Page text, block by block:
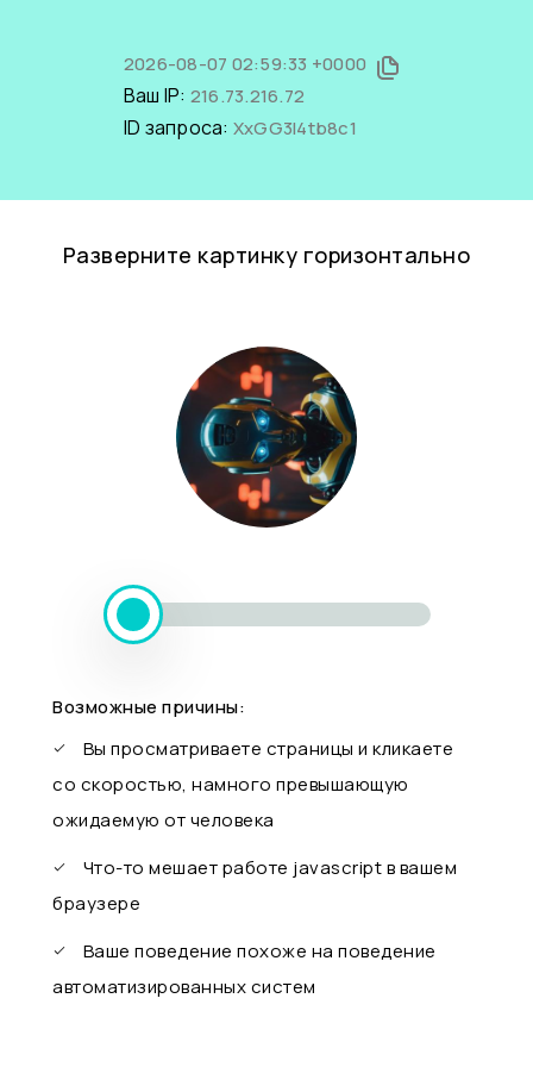
2026-08-07 02:59:33 +0000
Ваш IP: 216.73.216.72
ID запроса: XxGG3l4tb8c1
Разверните картинку горизонтально
Возможные причины:
Вы просматриваете страницы и кликаете
со скоростью, намного превышающую
ожидаемую от человека
Что-то мешает работе javascript в вашем
браузере
Ваше поведение похоже на поведение
автоматизированных систем